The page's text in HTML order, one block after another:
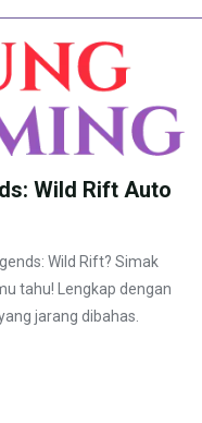
Wild Rift Auto
Wild Rift? Simak
tahu! Lengkap dengan
jarang dibahas.